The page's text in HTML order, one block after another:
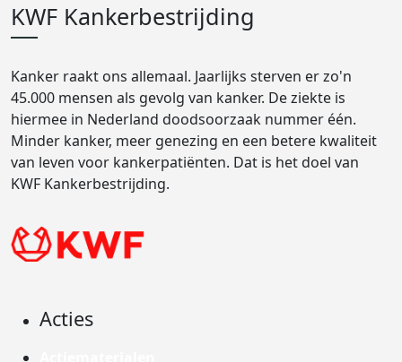
KWF Kankerbestrijding
Kanker raakt ons allemaal. Jaarlijks sterven er zo'n
45.000 mensen als gevolg van kanker. De ziekte is
hiermee in Nederland doodsoorzaak nummer één.
Minder kanker, meer genezing en een betere kwaliteit
van leven voor kankerpatiënten. Dat is het doel van
KWF Kankerbestrijding.
Acties